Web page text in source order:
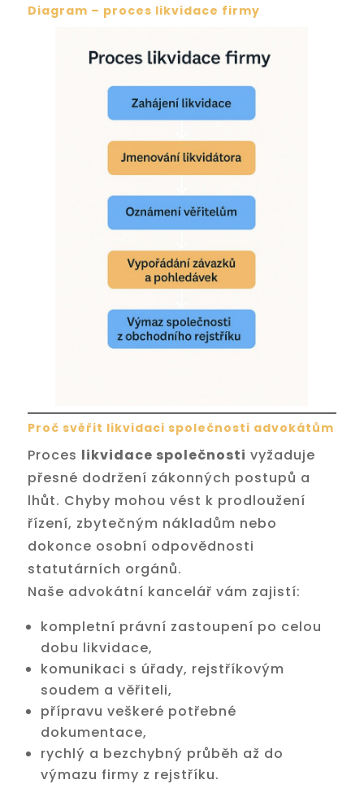
Diagram – proces likvidace firmy
Proč svěřit likvidaci společnosti advokátům
Proces likvidace společnosti vyžaduje
přesné dodržení zákonných postupů a
lhůt. Chyby mohou vést k prodloužení
řízení, zbytečným nákladům nebo
dokonce osobní odpovědnosti
statutárních orgánů.
Naše advokátní kancelář vám zajistí:
kompletní právní zastoupení po celou
dobu likvidace,
komunikaci s úřady, rejstříkovým
soudem a věřiteli,
přípravu veškeré potřebné
dokumentace,
rychlý a bezchybný průběh až do
výmazu firmy z rejstříku.